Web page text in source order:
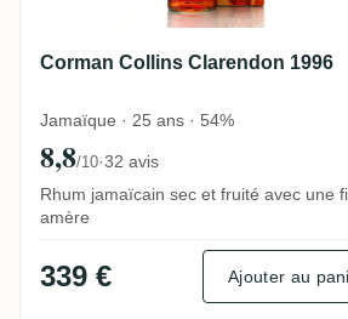
Corman Collins Clarendon 1996
Jamaïque · 25 ans · 54%
8,8/10·32 avis
Rhum jamaïcain sec et fruité avec une
amère
339 € Ajouter au